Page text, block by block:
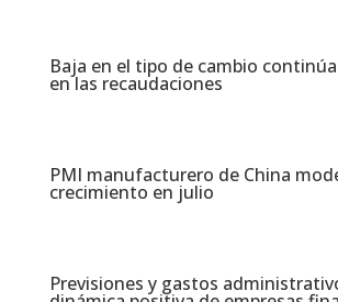
Baja en el tipo de cambio
en las recaudaciones​
PMI manufacturero de China
crecimiento en julio​
Previsiones y gastos